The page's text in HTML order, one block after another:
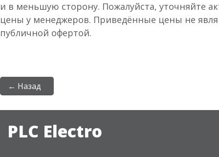
и в меньшую сторону. Пожалуйста, уточняйте
цены у менеджеров. Приведённые цены не
публичной офертой.
← Назад
PLC Electro